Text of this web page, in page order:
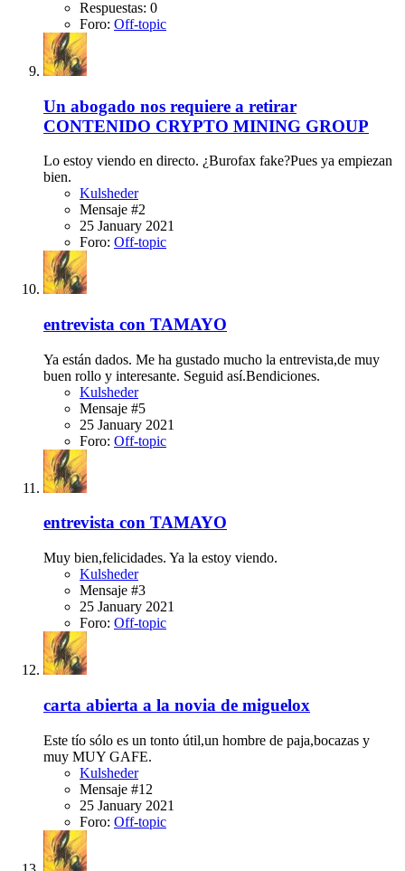
Respuestas: 0
Foro: Off-topic
Un abogado nos requiere a retirar
CONTENIDO CRYPTO MINING GROUP
Lo estoy viendo en directo. ¿Burofax fake?Pues ya empiezan
bien.
Kulsheder
Mensaje #2
25 January 2021
Foro: Off-topic
entrevista con TAMAYO
Ya están dados. Me ha gustado mucho la entrevista,de muy
buen rollo y interesante. Seguid así.Bendiciones.
Kulsheder
Mensaje #5
25 January 2021
Foro: Off-topic
entrevista con TAMAYO
Muy bien,felicidades. Ya la estoy viendo.
Kulsheder
Mensaje #3
25 January 2021
Foro: Off-topic
carta abierta a la novia de miguelox
Este tío sólo es un tonto útil,un hombre de paja,bocazas y
muy MUY GAFE.
Kulsheder
Mensaje #12
25 January 2021
Foro: Off-topic